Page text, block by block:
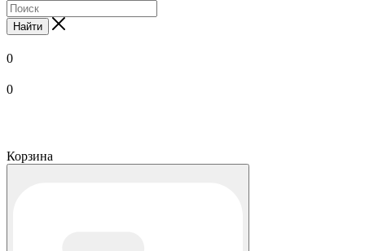
Найти
0
0
Корзина